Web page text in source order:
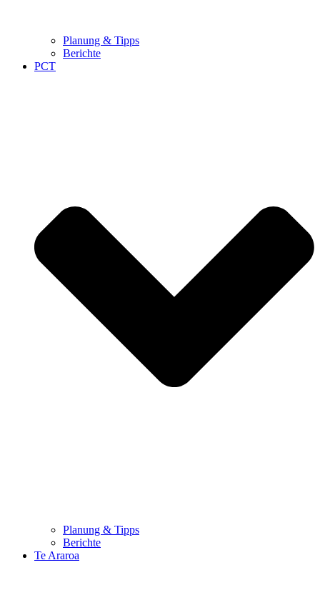
Planung & Tipps
Berichte
PCT
Planung & Tipps
Berichte
Te Araroa